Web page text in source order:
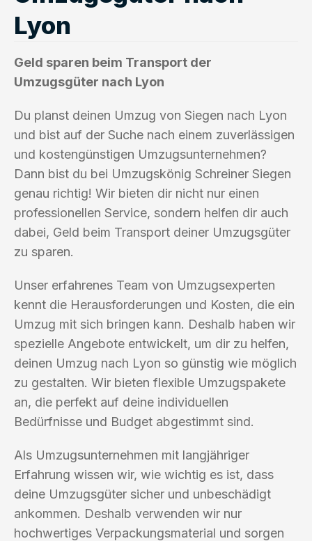
Lyon
Geld sparen beim Transport der
Umzugsgüter nach Lyon
Du planst deinen Umzug von Siegen nach Lyon
und bist auf der Suche nach einem zuverlässigen
und kostengünstigen Umzugsunternehmen?
Dann bist du bei Umzugskönig Schreiner Siegen
genau richtig! Wir bieten dir nicht nur einen
professionellen Service, sondern helfen dir auch
dabei, Geld beim Transport deiner Umzugsgüter
zu sparen.
Unser erfahrenes Team von Umzugsexperten
kennt die Herausforderungen und Kosten, die ein
Umzug mit sich bringen kann. Deshalb haben wir
spezielle Angebote entwickelt, um dir zu helfen,
deinen Umzug nach Lyon so günstig wie möglich
zu gestalten. Wir bieten flexible Umzugspakete
an, die perfekt auf deine individuellen
Bedürfnisse und Budget abgestimmt sind.
Als Umzugsunternehmen mit langjähriger
Erfahrung wissen wir, wie wichtig es ist, dass
deine Umzugsgüter sicher und unbeschädigt
ankommen. Deshalb verwenden wir nur
hochwertiges Verpackungsmaterial und sorgen